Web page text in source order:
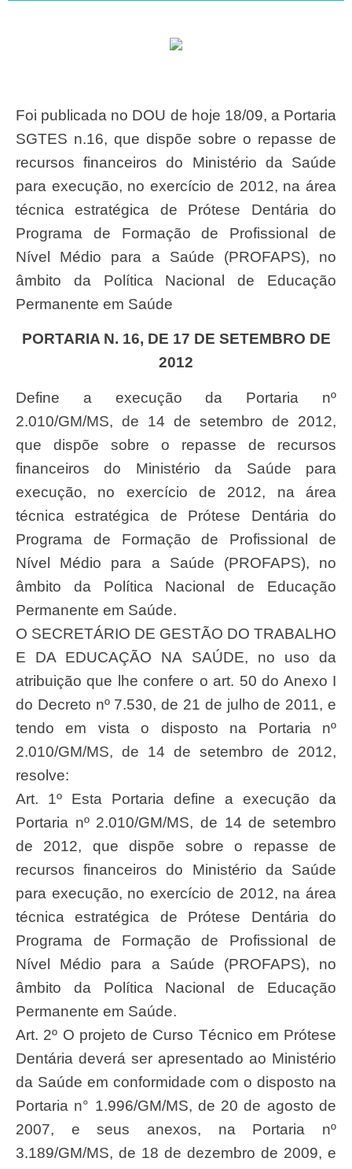
Foi publicada no DOU de hoje 18/09, a Portaria
SGTES n.16, que dispõe sobre o repasse de
recursos financeiros do Ministério da Saúde
para execução, no exercício de 2012, na área
técnica estratégica de Prótese Dentária do
Programa de Formação de Profissional de
Nível Médio para a Saúde (PROFAPS), no
âmbito da Política Nacional de Educação
Permanente em Saúde
PORTARIA N. 16, DE 17 DE SETEMBRO DE
2012
Define a execução da Portaria nº
2.010/GM/MS, de 14 de setembro de 2012,
que dispõe sobre o repasse de recursos
financeiros do Ministério da Saúde para
execução, no exercício de 2012, na área
técnica estratégica de Prótese Dentária do
Programa de Formação de Profissional de
Nível Médio para a Saúde (PROFAPS), no
âmbito da Política Nacional de Educação
Permanente em Saúde.
O SECRETÁRIO DE GESTÃO DO TRABALHO
E DA EDUCAÇÃO NA SAÚDE, no uso da
atribuição que lhe confere o art. 50 do Anexo I
do Decreto nº 7.530, de 21 de julho de 2011, e
tendo em vista o disposto na Portaria nº
2.010/GM/MS, de 14 de setembro de 2012,
resolve:
Art. 1º Esta Portaria define a execução da
Portaria nº 2.010/GM/MS, de 14 de setembro
de 2012, que dispõe sobre o repasse de
recursos financeiros do Ministério da Saúde
para execução, no exercício de 2012, na área
técnica estratégica de Prótese Dentária do
Programa de Formação de Profissional de
Nível Médio para a Saúde (PROFAPS), no
âmbito da Política Nacional de Educação
Permanente em Saúde.
Art. 2º O projeto de Curso Técnico em Prótese
Dentária deverá ser apresentado ao Ministério
da Saúde em conformidade com o disposto na
Portaria n° 1.996/GM/MS, de 20 de agosto de
2007, e seus anexos, na Portaria nº
3.189/GM/MS, de 18 de dezembro de 2009, e